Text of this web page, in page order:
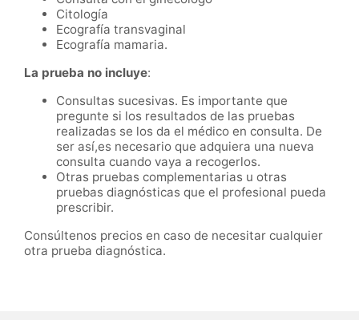
Citología
Ecografía transvaginal
Ecografía mamaria.
La prueba no incluye:
Consultas sucesivas. Es importante que
pregunte si los resultados de las pruebas
realizadas se los da el médico en consulta. De
ser así,es necesario que adquiera una nueva
consulta cuando vaya a recogerlos.
Otras pruebas complementarias u otras
pruebas diagnósticas que el profesional pueda
prescribir.
Consúltenos precios en caso de necesitar cualquier
otra prueba diagnóstica.